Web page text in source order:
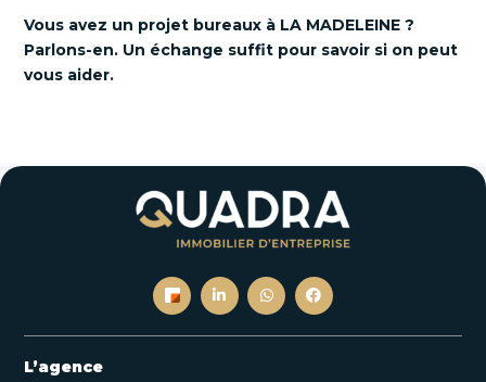
Vous avez un projet bureaux à LA MADELEINE ?
Parlons-en. Un échange suffit pour savoir si on peut
vous aider.
L’agence